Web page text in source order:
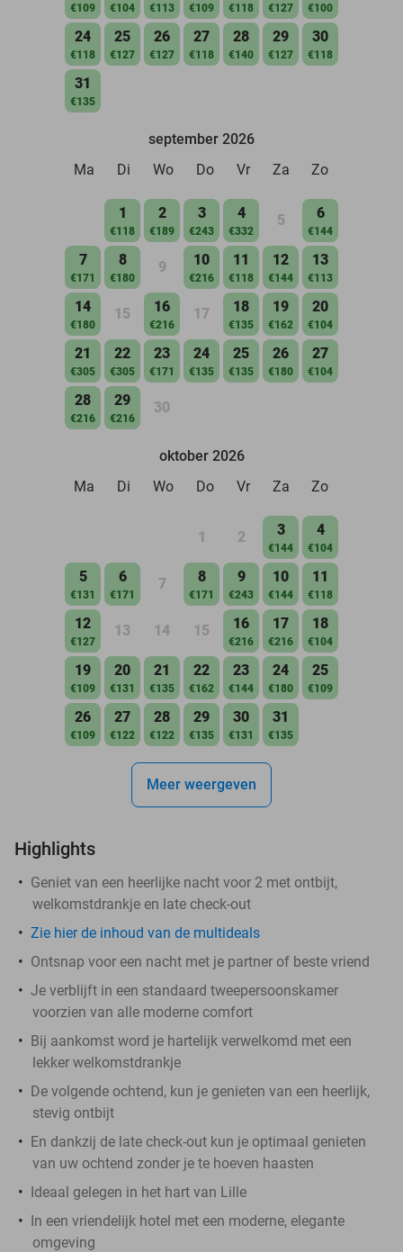
€109 €104 €113 €109 €118 €127 €100
24
€118
25
€127
26
€127
27
€118
28
€140
29
€127
30
€118
31
€135
september 2026
Ma
Di Wo Do Vr Za Zo
1
€118
2
€189
3
€243
4
€332
5 6
€144
7
€171
8
€180
9 10
€216
11
€118
12
€144
13
€113
14
€180
15 16
€216
17 18
€135
19
€162
20
€104
21
€305
22
€305
23
€171
24
€135
25
€135
26
€180
27
€104
28
€216
29
€216
30
oktober 2026
Ma
Di Wo Do Vr Za Zo
1 2 3
€144
4
€104
5
€131
6
€171
7 8
€171
9
€243
10
€144
11
€118
12
€127
13 14 15 16
€216
17
€216
18
€104
19
€109
20
€131
21
€135
22
€162
23
€144
24
€180
25
€109
26
€109
27
€122
28
€122
29
€135
30
€131
31
€135
Meer weergeven
Highlights
Geniet van een heerlijke nacht voor 2 met ontbijt,
welkomstdrankje en late check-out
Zie hier de inhoud van de multideals
Ontsnap voor een nacht met je partner of beste vriend
Je verblijft in een standaard tweepersoonskamer
voorzien van alle moderne comfort
Bij aankomst word je hartelijk verwelkomd met een
lekker welkomstdrankje
De volgende ochtend, kun je genieten van een heerlijk,
stevig ontbijt
En dankzij de late check-out kun je optimaal genieten
van uw ochtend zonder je te hoeven haasten
Ideaal gelegen in het hart van Lille
In een vriendelijk hotel met een moderne, elegante
omgeving